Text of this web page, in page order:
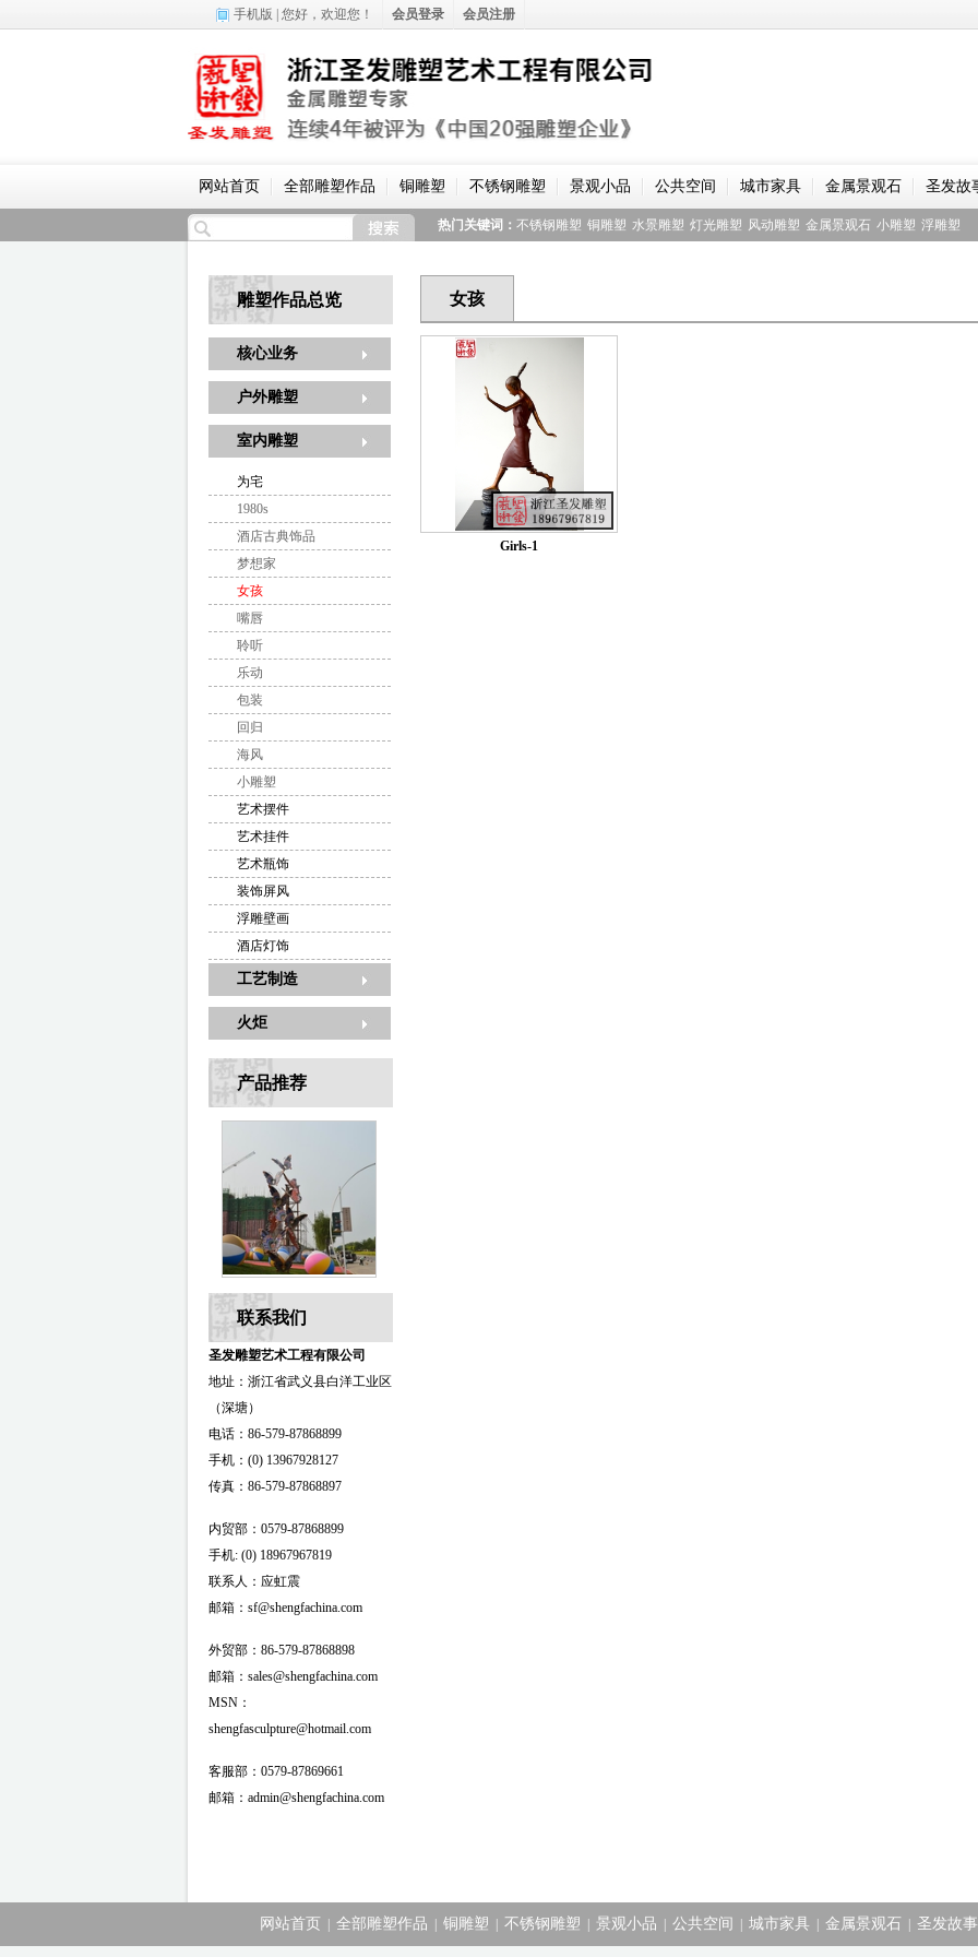
网站首页 全部雕塑作品 铜雕塑 不锈钢雕塑 景观小品 公共空间 城市家具 金属景观石 圣发故
热门关键词： 不锈钢雕塑 铜雕塑 水景雕塑 灯光雕塑 风动雕塑 金属景观石 小雕塑 浮雕塑
雕塑作品总览
核心业务
户外雕塑
室内雕塑
为宅
1980s
酒店古典饰品
梦想家
女孩
嘴唇
聆听
乐动
包装
回归
海风
小雕塑
艺术摆件
艺术挂件
艺术瓶饰
装饰屏风
浮雕壁画
酒店灯饰
工艺制造
火炬
产品推荐
联系我们
圣发雕塑艺术工程有限公司
地址：浙江省武义县白洋工业区
（深塘）
电话：86-579-87868899
手机：(0) 13967928127
传真：86-579-87868897
内贸部：0579-87868899
手机: (0) 18967967819
联系人：应虹震
邮箱：sf@shengfachina.com
外贸部：86-579-87868898
邮箱：sales@shengfachina.com
MSN：
shengfasculpture@hotmail.com
客服部：0579-87869661
邮箱：admin@shengfachina.com
女孩
Girls-1
网站首页 全部雕塑作品 铜雕塑 不锈钢雕塑 景观小品 公共空间 城市家具 金属景观石 圣发故事
手机版 | 您好， 欢迎您！ 会员登录 会员注册